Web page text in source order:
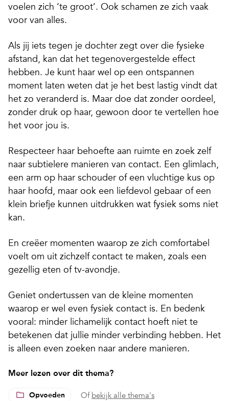
voelen zich ‘te groot’. Ook schamen ze zich vaak
voor van alles.
Als jij iets tegen je dochter zegt over die fysieke
afstand, kan dat het tegenovergestelde effect
hebben. Je kunt haar wel op een ontspannen
moment laten weten dat je het best lastig vindt dat
het zo veranderd is. Maar doe dat zonder oordeel,
zonder druk op haar, gewoon door te vertellen hoe
het voor jou is.
Respecteer haar behoefte aan ruimte en zoek zelf
naar subtielere manieren van contact. Een glimlach,
een arm op haar schouder of een vluchtige kus op
haar hoofd, maar ook een liefdevol gebaar of een
klein briefje kunnen uitdrukken wat fysiek soms niet
kan.
En creëer momenten waarop ze zich comfortabel
voelt om uit zichzelf contact te maken, zoals een
gezellig eten of tv-avondje.
Geniet ondertussen van de kleine momenten
waarop er wel even fysiek contact is. En bedenk
vooral: minder lichamelijk contact hoeft niet te
betekenen dat jullie minder verbinding hebben. Het
is alleen even zoeken naar andere manieren.
Meer lezen over dit thema?
Opvoeden Of bekijk alle thema's